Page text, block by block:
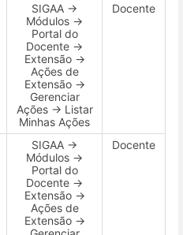
SIGAA →
Módulos →
Portal do
Docente →
Extensão →
Ações de
Extensão →
Gerenciar
Ações → Listar
Minhas Ações
Docente
SIGAA →
Módulos →
Portal do
Docente →
Extensão →
Ações de
Extensão →
Docente